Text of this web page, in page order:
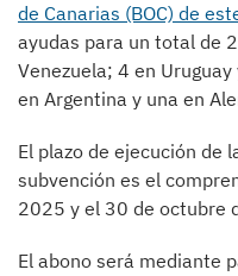
de Canarias (BOC) de
ayudas para un total de
Venezuela; 4 en
en Argentina y una en
El plazo de ejecución de
subvención es el
2025 y el 30 de octubre
El abono será mediante